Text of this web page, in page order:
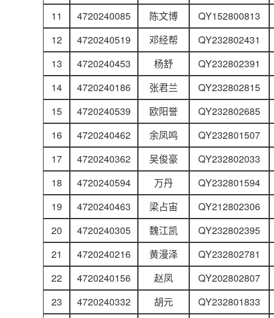
11 4720240085 陈文博
QY152800813
12
4720240519 邓经帮
QY232802431
13
4720240453 杨舒
QY232802391
14
4720240186 张君兰
QY232802815
15
4720240539 欧阳誉
QY232802685
16
4720240462 余凤鸣
QY232801507
17
4720240362 吴俊豪
QY232802033
18
4720240594 万丹
QY232801594
19
4720240463 梁占宙
QY212802306
20
4720240305 魏江凯
QY232802395
21
4720240216 黄漫泽
QY232802781
22
4720240156 赵凤
QY202802807
23
4720240332 胡元
QY232801833